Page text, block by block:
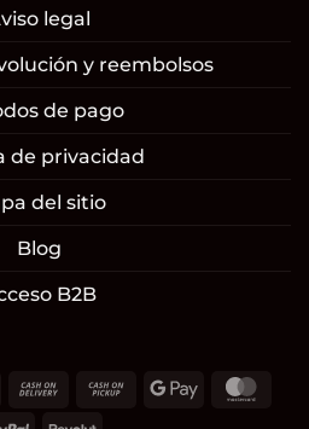
legal
y reembolsos
de pago
de privacidad
del sitio
Blog
B2B
Cash
Cash
Google